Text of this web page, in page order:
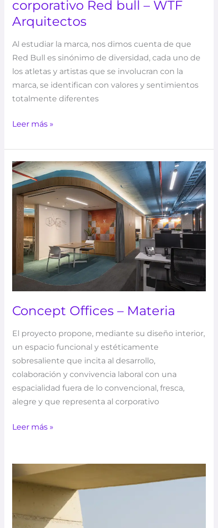
corporativo Red bull – WTF
Arquitectos
Al estudiar la marca, nos dimos cuenta de que
Red Bull es sinónimo de diversidad, cada uno de
los atletas y artistas que se involucran con la
marca, se identifican con valores y sentimientos
totalmente diferentes
Leer más »
Concept Offices – Materia
El proyecto propone, mediante su diseño interior,
un espacio funcional y estéticamente
sobresaliente que incita al desarrollo,
colaboración y convivencia laboral con una
espacialidad fuera de lo convencional, fresca,
alegre y que representa al corporativo
Concept
Offices
Materia
Leer más »
PROPERMAR
–
Arquitectos